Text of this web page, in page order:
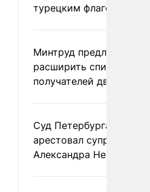
турецким флагом
Минтруд предложил
расширить список
получателей двух
Суд Петербурга заочно
арестовал супругу
Александра Невзорова